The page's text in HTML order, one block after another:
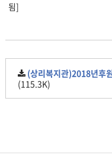
됨]
(상리복지관)2018년후
(115.3K)